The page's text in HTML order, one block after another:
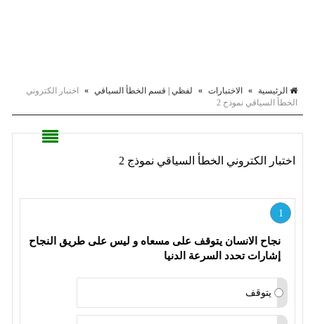
الرئيسية » الاختبارات » لفظي | قسم الخطأ السياقي »
اختبار الكتروني
الخطأ السياقي نموذج 2
اختبار الكتروني الخطأ السياقي نموذج 2
1
إشارات تحدد السرعة الدنيا
يتوقف